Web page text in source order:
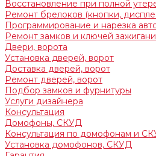
Восстановление при полной
Ремонт брелоков (кнопки,
Программирование и нарезка
Ремонт замков и ключей
Двери, ворота
Установка дверей, ворот
Доставка дверей, ворот
Ремонт дверей, ворот
Подбор замков и фурнитуры
Услуги дизайнера
Консультация
Домофоны, СКУД
Консультация по домофонам и
Установка домофонов, СКУД